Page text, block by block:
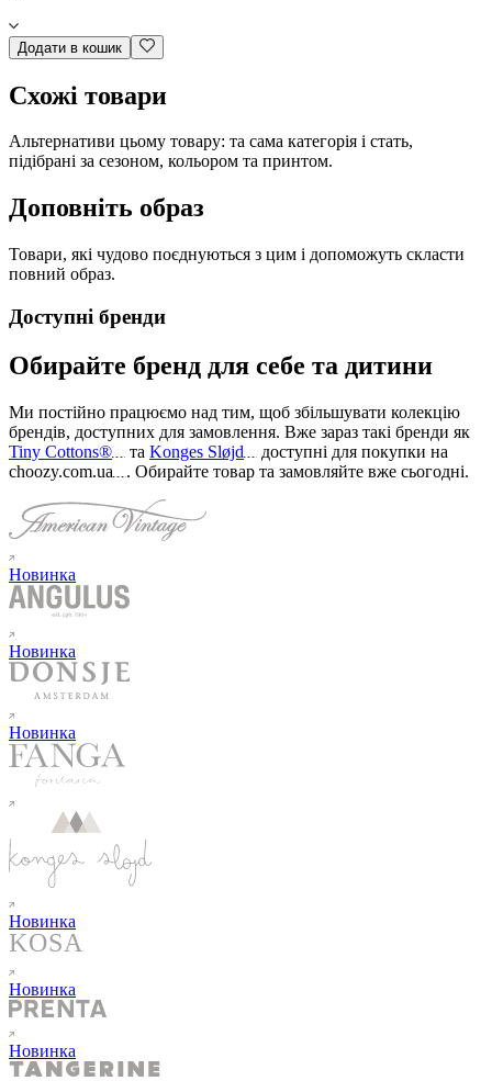
Додати в кошик
Схожі товари
Альтернативи цьому товару: та сама категорія і стать,
підібрані за сезоном, кольором та принтом.
Доповніть образ
Товари, які чудово поєднуються з цим і допоможуть скласти
повний образ.
Доступні бренди
Обирайте бренд для себе та дитини
Ми постійно працюємо над тим, щоб збільшувати колекцію
брендів, доступних для замовлення. Вже зараз такі бренди як
Tiny Cottons®
та Konges Sløjd
доступні для покупки на
choozy.com.ua
. Обирайте товар та замовляйте вже сьогодні.
Новинка
Новинка
Новинка
Новинка
Новинка
Новинка